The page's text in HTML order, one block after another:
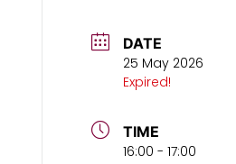
DATE
25 May 2026
Expired!
TIME
16:00 - 17:00